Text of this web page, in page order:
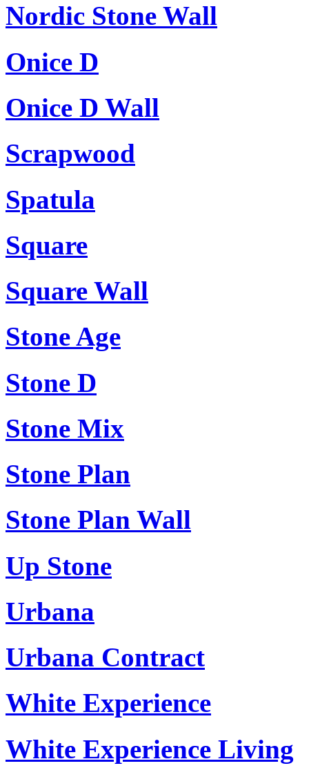
Nordic Stone Wall
Onice D
Onice D Wall
Scrapwood
Spatula
Square
Square Wall
Stone Age
Stone D
Stone Mix
Stone Plan
Stone Plan Wall
Up Stone
Urbana
Urbana Contract
White Experience
White Experience Living